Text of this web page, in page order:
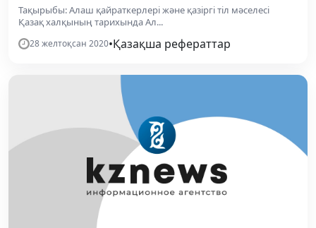
Тақырыбы: Алаш қайраткерлері және қазіргі тіл мәселесі
Қазақ халқының тарихында Ал...
28 желтоқсан 2020•Қазақша рефераттар